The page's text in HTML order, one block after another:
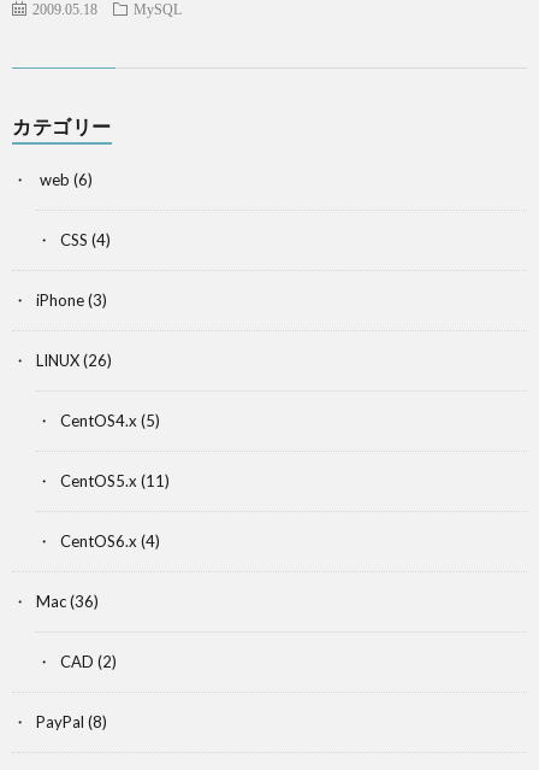
2009.05.18 MySQL
カテゴリー
web (6)
CSS (4)
iPhone(3)
LINUX(26)
CentOS4.x (5)
CentOS5.x (11)
CentOS6.x (4)
Mac(36)
CAD (2)
PayPal (8)